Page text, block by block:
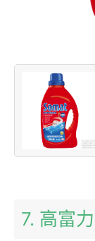
7. 高富力